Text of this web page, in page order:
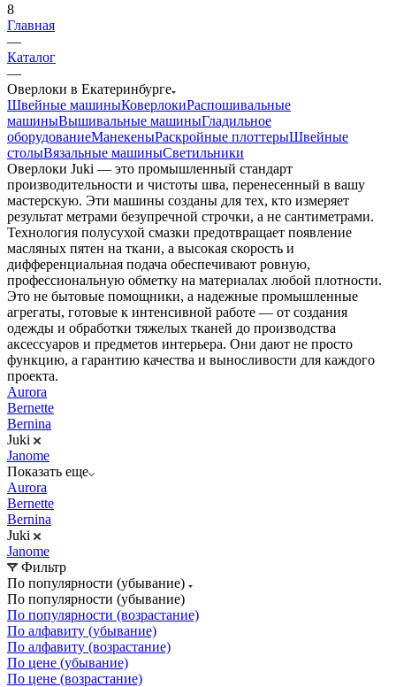
8
Главная
—
Каталог
—
Оверлоки в Екатеринбурге
Швейные машиныКоверлокиРаспошивальные
машиныВышивальные машиныГладильное
оборудованиеМанекеныРаскройные плоттерыШвейные
столыВязальные машиныСветильники
Оверлоки Juki — это промышленный стандарт
производительности и чистоты шва, перенесенный в вашу
мастерскую. Эти машины созданы для тех, кто измеряет
результат метрами безупречной строчки, а не сантиметрами.
Технология полусухой смазки предотвращает появление
масляных пятен на ткани, а высокая скорость и
дифференциальная подача обеспечивают ровную,
профессиональную обметку на материалах любой плотности.
Это не бытовые помощники, а надежные промышленные
агрегаты, готовые к интенсивной работе — от создания
одежды и обработки тяжелых тканей до производства
аксессуаров и предметов интерьера. Они дают не просто
функцию, а гарантию качества и выносливости для каждого
проекта.
Aurora
Bernette
Bernina
Juki
Janome
Показать еще
Aurora
Bernette
Bernina
Juki
Janome
Фильтр
По популярности (убывание)
По популярности (убывание)
По популярности (возрастание)
По алфавиту (убывание)
По алфавиту (возрастание)
По цене (убывание)
По цене (возрастание)